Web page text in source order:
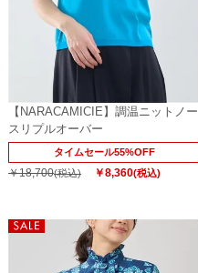
【NARACAMICIE】調温ニットノー
スリプルオーバー
タイムセール55%OFF
￥18,700(税込) ￥8,360(税込)